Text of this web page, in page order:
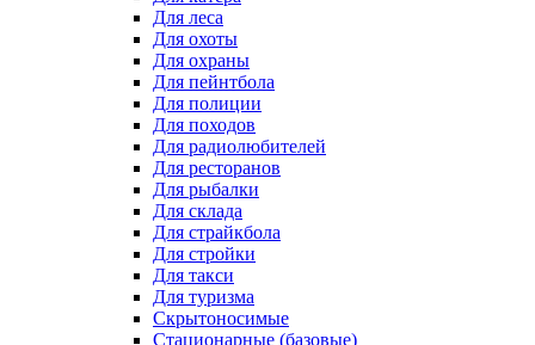
Для леса
Для охоты
Для охраны
Для пейнтбола
Для полиции
Для походов
Для радиолюбителей
Для ресторанов
Для рыбалки
Для склада
Для страйкбола
Для стройки
Для такси
Для туризма
Скрытоносимые
Стационарные (базовые)